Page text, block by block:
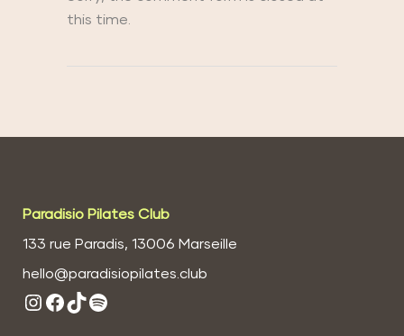
this time.
Paradisio Pilates Club
133 rue Paradis, 13006 Marseille
hello@paradisiopilates.club
Instagram
Facebook
TikTok
Spotify